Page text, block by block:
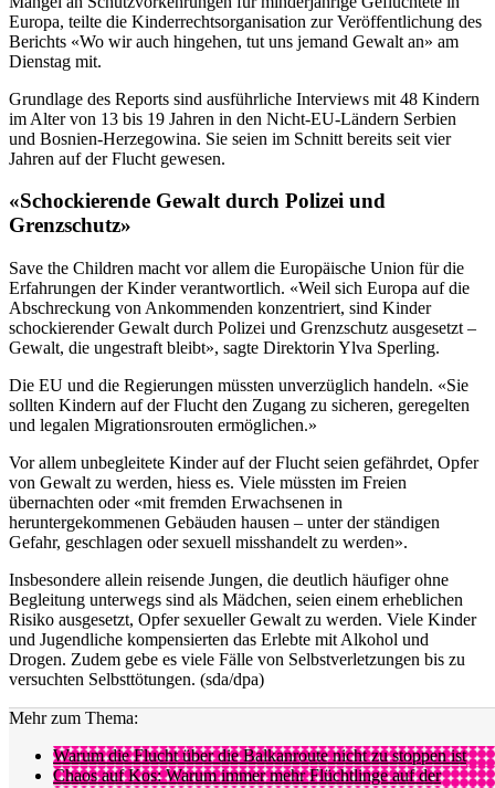
Europa, teilte die Kinderrechtsorganisation zur Veröffentlichung des
Berichts «Wo wir auch hingehen, tut uns jemand Gewalt an» am
Dienstag mit.
Grundlage des Reports sind ausführliche Interviews mit 48 Kindern
im Alter von 13 bis 19 Jahren in den Nicht-EU-Ländern Serbien
und Bosnien-Herzegowina. Sie seien im Schnitt bereits seit vier
Jahren auf der Flucht gewesen.
«Schockierende Gewalt durch Polizei und
Grenzschutz»
Save the Children macht vor allem die Europäische Union für die
Erfahrungen der Kinder verantwortlich. «Weil sich Europa auf die
Abschreckung von Ankommenden konzentriert, sind Kinder
schockierender Gewalt durch Polizei und Grenzschutz ausgesetzt –
Gewalt, die ungestraft bleibt», sagte Direktorin Ylva Sperling.
Die EU und die Regierungen müssten unverzüglich handeln. «Sie
sollten Kindern auf der Flucht den Zugang zu sicheren, geregelten
und legalen Migrationsrouten ermöglichen.»
Vor allem unbegleitete Kinder auf der Flucht seien gefährdet, Opfer
von Gewalt zu werden, hiess es. Viele müssten im Freien
übernachten oder «mit fremden Erwachsenen in
heruntergekommenen Gebäuden hausen – unter der ständigen
Gefahr, geschlagen oder sexuell misshandelt zu werden».
Insbesondere allein reisende Jungen, die deutlich häufiger ohne
Begleitung unterwegs sind als Mädchen, seien einem erheblichen
Risiko ausgesetzt, Opfer sexueller Gewalt zu werden. Viele Kinder
und Jugendliche kompensierten das Erlebte mit Alkohol und
Drogen. Zudem gebe es viele Fälle von Selbstverletzungen bis zu
versuchten Selbsttötungen. (sda/dpa)
Mehr zum Thema:
Warum die Flucht über die Balkanroute nicht zu stoppen ist
Chaos auf Kos: Warum immer mehr Flüchtlinge auf der